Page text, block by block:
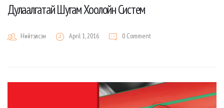
Дулаалгатай Шугам Хоолойн Систем
Нийтэлсэн April 1, 2016 0 Comment